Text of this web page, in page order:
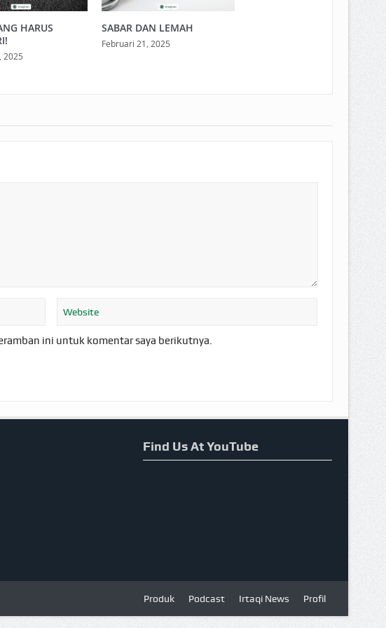
HARUS
2025
SABAR DAN LEMAH
Februari 21, 2025
ini untuk komentar saya berikutnya.
Find Us At YouTube
Produk Podcast Irtaqi News Profil